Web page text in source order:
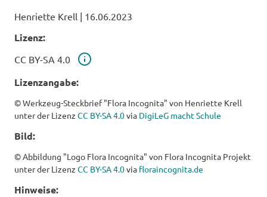
Henriette Krell | 16.06.2023
Lizenz:
CC BY-SA 4.0
Lizenzangabe:
© Werkzeug-Steckbrief "Flora Incognita" von Henriette Krell
unter der Lizenz CC BY-SA 4.0via DigiLeG macht Schule
Bild:
© Abbildung "Logo Flora Incognita" von Flora Incognita Projekt
unter der Lizenz CC BY-SA 4.0via floraincognita.de
Hinweise: